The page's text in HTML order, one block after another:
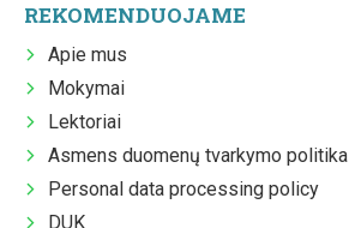
REKOMENDUOJAME
Apie mus
Mokymai
Lektoriai
Asmens duomenų tvarkymo politika
Personal data processing policy
DUK